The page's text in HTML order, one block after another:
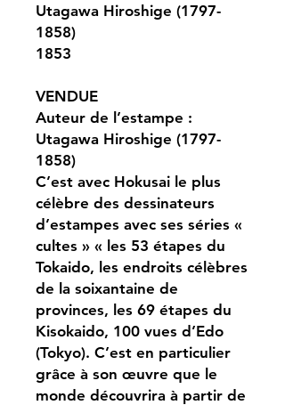
Utagawa Hiroshige (1797-
1858)
1853
VENDUE
Auteur de l’estampe :
Utagawa Hiroshige (1797-
1858)
C’est avec Hokusai le plus
célèbre des dessinateurs
d’estampes avec ses séries «
cultes » « les 53 étapes du
Tokaido, les endroits célèbres
de la soixantaine de
provinces, les 69 étapes du
Kisokaido, 100 vues d’Edo
(Tokyo). C’est en particulier
grâce à son œuvre que le
monde découvrira à partir de